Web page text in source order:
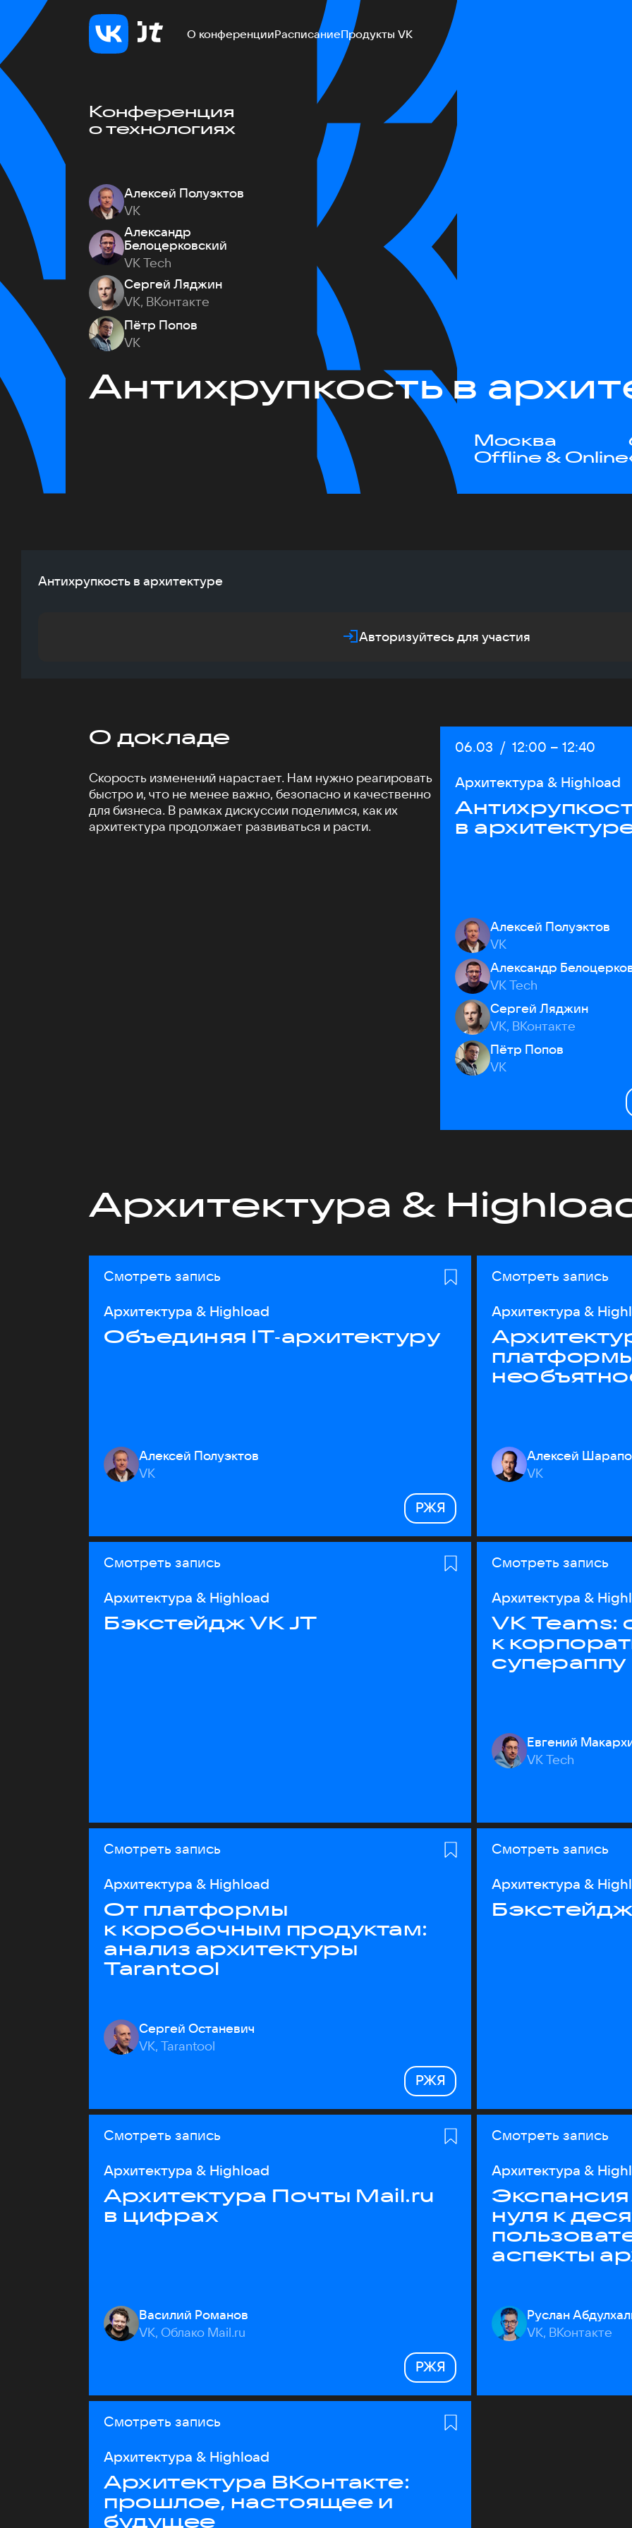
О конференцииРасписаниеПродукты VK
Конференция
о технологиях
Алексей Полуэктов
VK
Александр
Белоцерковский
VK Tech
Сергей Ляджин
VK, ВКонтакте
Пётр Попов
VK
Антихрупкость в
Москва
Offline & Online
Антихрупкость в архитектуре
Авторизуйтесь для участия
О докладе
Скорость изменений нарастает. Нам нужно реагировать
быстро и, что не менее важно, безопасно и качественно
для бизнеса. В рамках дискуссии поделимся, как их
архитектура продолжает развиваться и расти.
Дата:
06.03 / Начало:
12:00 – Конец:
12:40
Архитектура & Highload
в
Алексей Полуэктов
VK
Александр
VK Tech
Сергей Ляджин
VK, ВКонтакте
Пётр Попов
VK
Архитектура &
Смотреть запись
Архитектура & Highload
Объединяя IT‑архитектуру
Алексей Полуэктов
VK
РЖЯ
Смотреть запись
Архитектура &
Алексей
VK
Смотреть запись
Архитектура & Highload
Бэкстейдж VK JT
Смотреть запись
Архитектура &
VK
к
супераппу
Евгений
VK Tech
Смотреть запись
Архитектура & Highload
От платформы
к коробочным продуктам:
анализ архитектуры
Tarantool
Сергей Останевич
VK, Tarantool
РЖЯ
Смотреть запись
Архитектура &
Бэкстейдж
Смотреть запись
Архитектура & Highload
Архитектура Почты Mail.ru
в цифрах
Василий Романов
VK, Облако Mail.ru
РЖЯ
Смотреть запись
Архитектура &
нуля к
аспекты
Руслан
VK, ВКонтакте
Смотреть запись
Архитектура & Highload
Архитектура ВКонтакте:
прошлое, настоящее и
будущее